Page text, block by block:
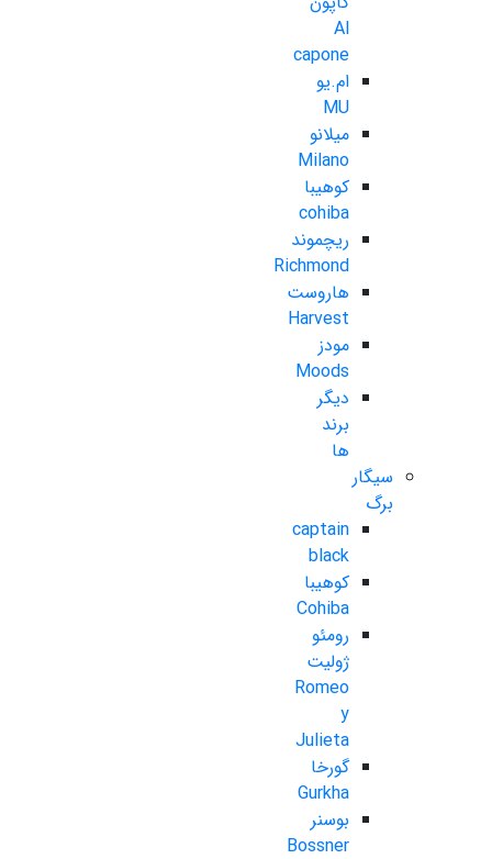
Al
capone
ام.یو
MU
میلانو
Milano
کوهیبا
cohiba
ریچموند
Richmond
هاروست
Harvest
مودز
Moods
دیگر
برند
ها
سیگار
برگ
captain
black
کوهیبا
Cohiba
رومئو
ژولیت
Romeo
y
Julieta
گورخا
Gurkha
بوسنر
Bossner